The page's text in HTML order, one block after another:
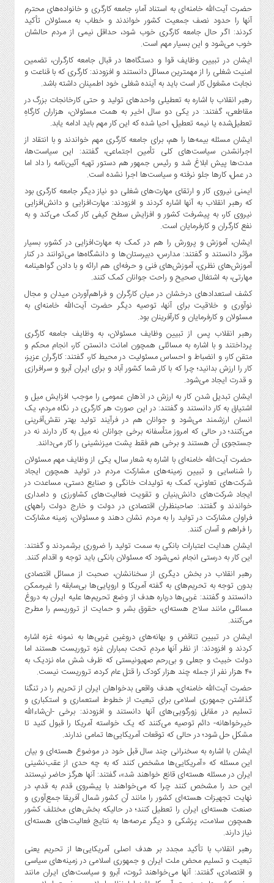
حضرت آیت‌الله خامنه‌ای به استناد آمار، جامعه کارگری و خانواده‌های محترم
آنها را حدود نصف جمعیت کشور خواندند و خطاب به مسئولان تأکید
کردند: اگر حال جامعه کارگری خوب شود، حداقل نیمی از مردم حالشان
خوب می‌شود و این بسیار مهم است.
ایشان در تبیین وظایف قوا و دستگاه‌ها در قبال جامعه کارگران، تضمین
امنیت شغلی را از مهمترین مسائل دانستند و افزودند: کارگری که با قناعت و
نجابت مشغول کار است باید به آینده شغلی خود اطمینان داشته باشد.
رهبر انقلاب با اشاره به تعطیلی واحدهای تولید و حتی کارخانجات بزرگ در
مقاطعی، گفتند: در یکی دو سال اخیر به همت مسئولان، هزاران کارگاهِ
تعطیل‌شده یا نیمه تعطیل، احیا شده که این کار مهم باید ادامه یابد.
ایشان مسئله بیمه‌ها را هم، برای جامعه کارگری مهم خواندند و با انتقاد از
اجرانشدن سیاست‌های کلی تأمین اجتماعی، گفتند: این سیاست‌ها،
مدت‌ها پیش ابلاغ شد و رئیس جمهور هم دستور تهیه آئین‌نامه‌ را داد اما
در عمل، کارها جلو نرفته و سیاست‌ها اجرا نشده است.
ایمنی نیروی کار و ارتقای مهارت‌های شغلی دو نیاز دیگر جامعه کارگری بود
که رهبر انقلاب به آنها اشاره کردند و افزودند: مهارت‌افزایی و دانش‌افزایی
نیروی کار، به پیشرفت کشور و افزایش سطح کیفی کار کمک می‌کند و به
نفع کارگران و کارفرمایان است.
ایشان، آموزش و پرورش را هم در کمک به مهارت‌افزایی در کشور، بسیار
مؤثر دانستند و گفتند: مدارس، دبیرستان‌ها و دانشگاه‌ها می‌‌توانند در کنار
آموزش‌های نظری، آموزش‌های فنی و حرفه‌ای هم ارائه و با دادن گواهینامه
مهارتی، به اشتغال صحیح و راحت جوانان کمک کنند.
کشف استعدادهای درخشان در میان کارگران و فراهم‌آوردن میدان و مجال
نوآوری و خلاقیت برای آنها، توصیه دیگر حضرت آیت‌الله خامنه‌ای به
مسئولان و کارفرمایان و کارآفرینان بود.
رهبر انقلاب پس از تبیین وظایف مسئولان، به وظایف جامعه کارگری
پرداختند و با اشاره به مسائلی همچون امانت دانستن کار، انجام محکم و
متقن کار، و انضباط و احساس مسئولیت در محیط کار، گفتند: کارگران عزیز،
کار را ارزش بدانید؛ چرا که با کار شما کشور آباد و برای ایران آبرو و سرافرازی
و قدرت ایجاد می‌شود.
ایشان تبدیل شدن کار به ارزش در اذهان عمومی را موجب افزایش میل و
اشتیاق به کار دانستند و گفتند: در این صورت هر کارگری در نگاه مردم، یک
انسان ارزشمند می‌شود و جوانان هم در فرآیند تولید بهتر نقش‌آفرینی
می‌کنند؛ در حالی که امروز متأسفانه برخی جوانان نه میل به کار دارند نه در
جستجوی آن هستند و برخی هم فقط پشت‌ میزنشینی را کار می‌دانند.
حضرت آیت‌الله خامنه‌ای با اشاره به شعار سال، یکی از وظایف مهم مسئولان
را شناسایی و تبیین زمینه‌های مشارکت مردم در تولید همچون ایجاد
شرکت‌های تعاونی، کمک به تولیدات خانگی و صنایع دستی، مساعدت در
ایجاد شرکت‌های دانش‌بنیان و تقویت فعالیت‌های کشاورزی و دامداری
خواندند و گفتند: صاحبنظران اقتصادی در دولت و خارج دولت راههای
فراوان مشارکت در تولید را به مردم نشان دهند و مسئولان، زمینه مشارکت
را فراهم و آسان کنند.
ایشان هدایت اعتبارات بانکی به سمت تولید را ضروری برشمردند و گفتند:
این کار به درستی انجام نمی‌شود که مسئولان بانکی باید توجه و اقدام کنند.
رهبر انقلاب در بخش دیگری از سخنانشان، صحبت از مسائل اقتصادی
بدون توجه به تحریم‌های به گفته آمریکا و اروپایی‌ها بی‌سابقه را غیرممکن
دانستند و گفتند: غربی‌ها درباره هدف از وضع تحریم‌ها علیه ایران به دروغ
مسائلی مانند سلاح هسته‌ای، حقوق بشر و حمایت از تروریسم را مطرح
می‌کنند.
ایشان در تبیین تناقض و بهانه‌های دروغین غربی‌ها به نمونه غزه اشاره
کردند و افزودند: از نظر آنها مردمِ تحت بمباران غزه تروریست هستند اما
دولت خبیث و جعلی و بی‌رحم صهیونیستی که ظرف شش ماه نزدیک به
۴۰ هزار نفر از جمله چند هزار کودک را قتل عام کرده، تروریست نیست.
حضرت آیت‌الله خامنه‌ای، هدف واقعی بدخواهان ایران از تحریم را در تنگنا
گذاشتن جمهوری اسلامی برای تبعیت از خطوط استعماری و استکباری و
تسلیم در مقابل زورگویی‌های آنها دانستند و افزودند: برخی -ان‌شاءالله
خیرخواهانه- دائم توصیه می‌کنند که یک خواسته آمریکا را قبول کنید تا
مشکل حل شود؛ در حالی که توقعات آمریکایی‌ها تمامی ندارند.
ایشان با اشاره به سخنرانی چند سال قبل خود در موضوع هسته‌ای و بیان
این مسئله که «آمریکایی‌ها مشخص کنند که به چه حدی از عقب‌نشینی
ایران در مسئله هسته‌ای قانع خواهند شد»، گفتند: آنها هرگز حاضر نیستند
این حد را مشخص کنند چرا که می‌خواهند با پیشروی قدم به قدم، در
نهایت تجهیزات هسته‌ای کشور را مانند آن کشور شمال آفریقا جمع‌آوری و
صنعت هسته‌ای ایران را تعطیل کنند؛ در حالیکه بخش‌های مختلف کشور
همچون سلامت، پزشکی و دیگر عرصه‌ها به نتایج فعالیت‌های هسته‌ای
نیاز دارند.
رهبر انقلاب با تأکید مجدد بر هدف اصلی آمریکایی‌ها از تحریم یعنی
تبعیت و تسلیم محض ملت ایران و جمهوری اسلامی در زمینه‌های سیاسی
و اقتصادی، گفتند: آنها می‌خواهند ثروت، آبرو و سیاست‌های ایران مانند